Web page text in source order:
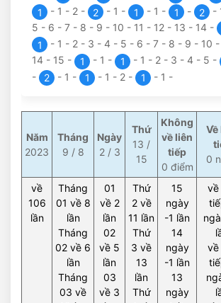
1
- 1 - 2 - 2 - 1 - 1 - 1 - 1 - 2 -
5 - 6 - 7 - 8 - 9 - 10 - 11 - 12 - 13 - 14 -
1
- 1 - 2 - 3 - 4 - 5 - 6 - 7 - 8 - 9 - 10 -
14 - 15 - 1 - 1 - 1 - 1 - 2 - 3 - 4 - 5 -
-
2 - 1 - 1 - 1 - 2 - 1 - 1 -
Năm
2023
Tháng
9 / 8
Ngày
2 / 3
Thứ
13 /
15
Không
về liên
tiếp
0 điểm
Về
0
về
106
lần
Tháng
01 về 8
lần
Tháng
02 về 6
lần
Tháng
03 về
01
về 2
lần
02
về 5
lần
03
về 3
Thứ
2 về
11 lần
Thứ
3 về
13
lần
Thứ
15
ngày
-1 lần
14
ngày
-1 lần
13
ngày
về
về